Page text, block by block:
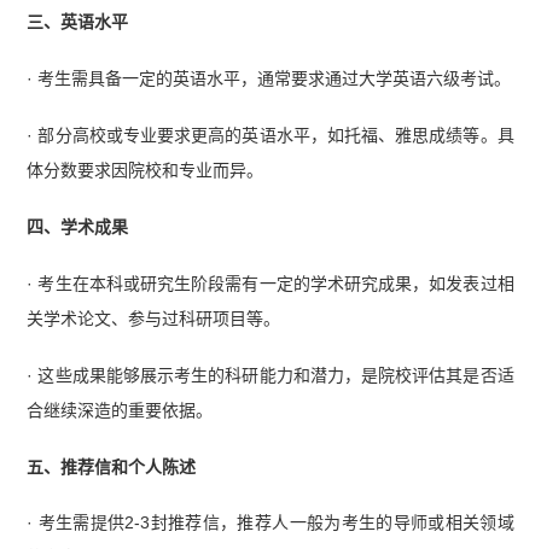
三、英语水平
· 考生需具备一定的英语水平，通常要求通过大学英语六级考试。
· 部分高校或专业要求更高的英语水平，如托福、雅思成绩等。具
体分数要求因院校和专业而异。
四、学术成果
· 考生在本科或研究生阶段需有一定的学术研究成果，如发表过相
关学术论文、参与过科研项目等。
· 这些成果能够展示考生的科研能力和潜力，是院校评估其是否适
合继续深造的重要依据。
五、推荐信和个人陈述
· 考生需提供2-3封推荐信，推荐人一般为考生的导师或相关领域